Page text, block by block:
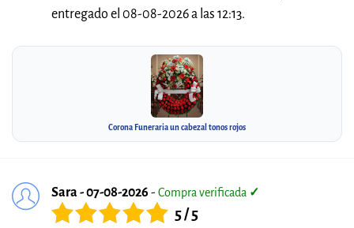
entregado el 08-08-2026 a las 12:13.
Corona Funeraria un cabezal tonos rojos
Sara - 07-08-2026 - Compra verificada ✓
5 / 5